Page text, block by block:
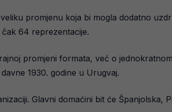
promjenu koja bi mogla dodatno
64 reprezentacije.
promjeni formata, već o
1930. godine u Urugvaj.
Glavni domaćini bit će